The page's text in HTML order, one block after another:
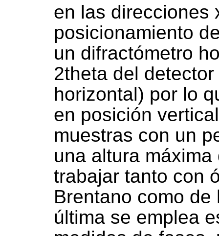
en las direcciones
posicionamiento
un difractómetro
2theta del
horizontal) por lo
en posición
muestras con un
una altura
trabajar tanto con
Brentano como
última se emplea